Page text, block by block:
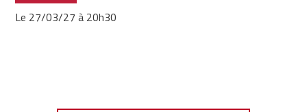
Le 27/03/27 à 20h30